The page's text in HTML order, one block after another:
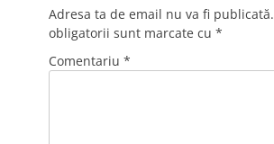
Adresa ta de email nu va fi publicată.
obligatorii sunt marcate cu *
Comentariu *